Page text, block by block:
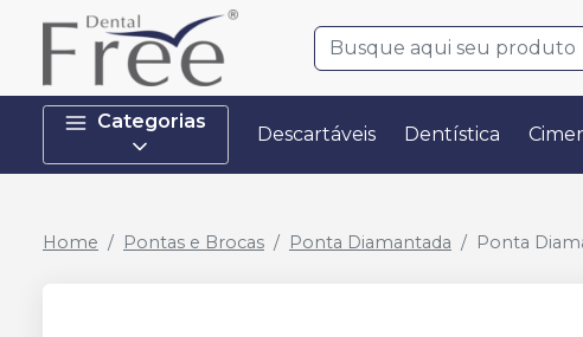
Categorias
Descartáveis Dentística
Home Pontas e Brocas Ponta Diamantada Ponta